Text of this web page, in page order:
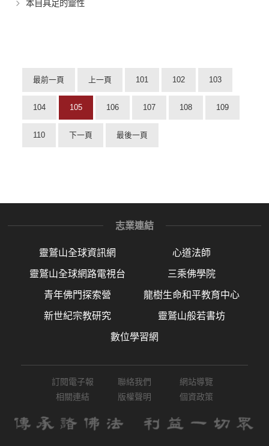
本自具足的靈性
最前一頁 上一頁 101 102 103
104 105 106 107 108 109
110 下一頁 最後一頁
志業連結
靈鷲山全球資訊網 心道法師
靈鷲山全球網路電視台 三乘佛學院
青年佛門探索營 龍樹生命和平教育中心
新世紀宗教研究 靈鷲山般若書坊
數位學習網
訂閱電子報 聯絡我們
網站導覽
相關連結
版權聲明 個資政策